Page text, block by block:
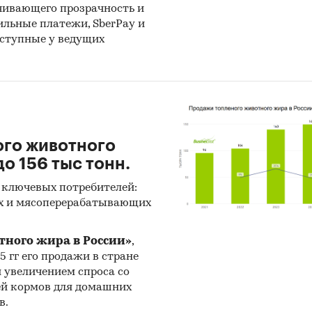
Минэнерго, Минпромторгом,
налоговой службой для анализа
практик и законодательства применительно
ограничениям, таможенным пошлинам,
современных статистических методов
на основе макропараметров и
рынка с учетом текущих и будущих проектов
с поправкой на мнение экспертов и
государственных органов статистики
государственных структур, в том числе
прозрачность и
платежи, SberPay и
у ведущих
животного
156 тыс тонн.
потребителей:
и мясоперерабатывающих
жира в России»,
гг его продажи в стране
спроса со
кормов для домашних